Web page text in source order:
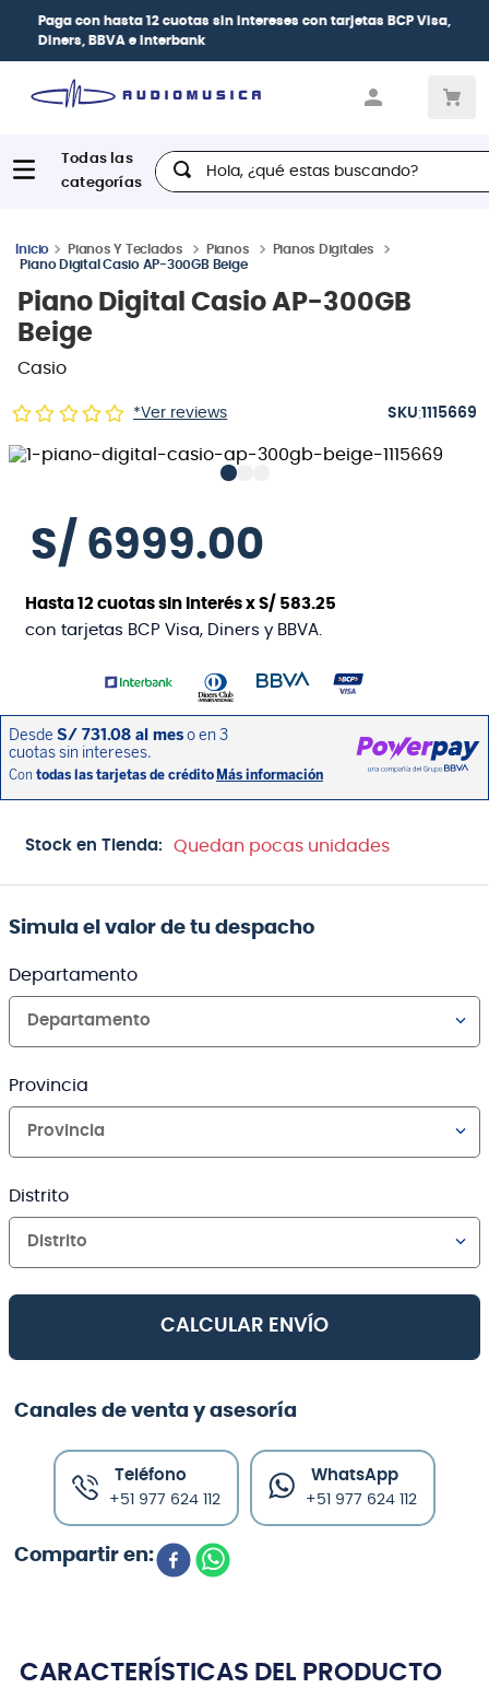
Paga con hasta 12 cuotas sin interesescon tarjetas BCP Visa,
Diners, BBVA e Interbank
Hola, ¿qué estas buscando?
Pianos Y Teclados Pianos
Pianos Digitales
Piano Digital Casio AP-300GB Beige
Piano Digital Casio AP-300GB
Beige
Casio
*Ver reviews :1115669
S/ 6999.00
Hasta12 cuotas sin interés xS/ 583.25
con tarjetas BCP Visa, Diners y BBVA.
Stock en Tienda: Quedan pocas unidades
Simula el valor de tu despacho
Departamento
Departamento
Provincia
Provincia
Distrito
Distrito
CALCULAR ENVÍO
Canales de venta y asesoría
Teléfono
+51 977 624 112
WhatsApp
+51 977 624 112
CARACTERÍSTICAS DEL PRODUCTO